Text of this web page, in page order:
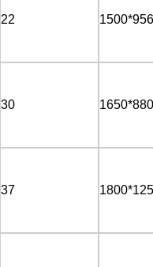
22
30
37